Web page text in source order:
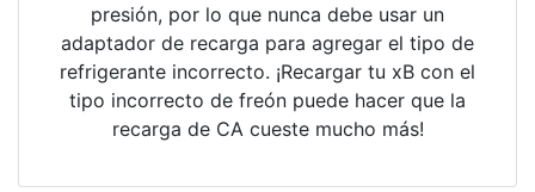
presión, por lo que nunca debe usar un
adaptador de recarga para agregar el tipo de
refrigerante incorrecto. ¡Recargar tu xB con el
tipo incorrecto de freón puede hacer que la
recarga de CA cueste mucho más!